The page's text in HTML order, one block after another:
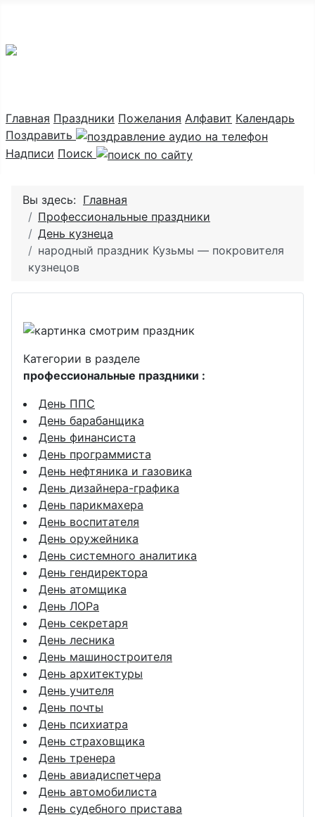
Главная Праздники Пожелания Алфавит Календарь
Поздравить
Надписи Поиск
Вы здесь: Главная
Профессиональные праздники
День кузнеца
народный праздник Кузьмы — покровителя
кузнецов
Категории в разделе
профессиональные праздники :
День ППС
День барабанщика
День финансиста
День программиста
День нефтяника и газовика
День дизайнера-графика
День парикмахера
День воспитателя
День оружейника
День системного аналитика
День гендиректора
День атомщика
День ЛОРа
День секретаря
День лесника
День машиностроителя
День архитектуры
День учителя
День почты
День психиатра
День страховщика
День тренера
День авиадиспетчера
День автомобилиста
День судебного пристава